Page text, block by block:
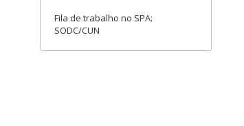
Fila de trabalho no SPA:
SODC/CUN